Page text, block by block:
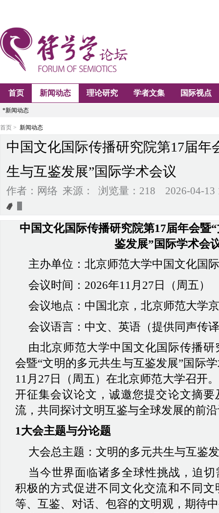
首页 新闻动态 理论研究 学者文集 国际视点
*新闻动态
首页 > 新闻动态
中国文化国际传播研究院第17届年
生与互鉴发展”国际学术会议
作者：网络 来源： 浏览量：218 2026-04-13
中国文化国际传播研究院第17届年会暨
鉴发展”国际学术会
主办单位：北京师范大学中国文化国
会议时间： 2026年11月27日（周五）
会议地点：中国北京，北京师范大学
会议语言：中文、英语（提供同声传
由北京师范大学中国文化国际传播研
会暨“文明的多元共生与互鉴发展”国际
11月27日（周五）在北京师范大学召开
开征集会议论文，诚邀您提交论文摘
流，共同探讨文明互鉴与全球发展的前
1大会主题与分论题
大会总主题：文明的多元共生与互鉴
当今世界面临诸多全球性挑战，迫
积极的方式促进不同文化交流和不同
等、互鉴、对话、包容的文明观，期待